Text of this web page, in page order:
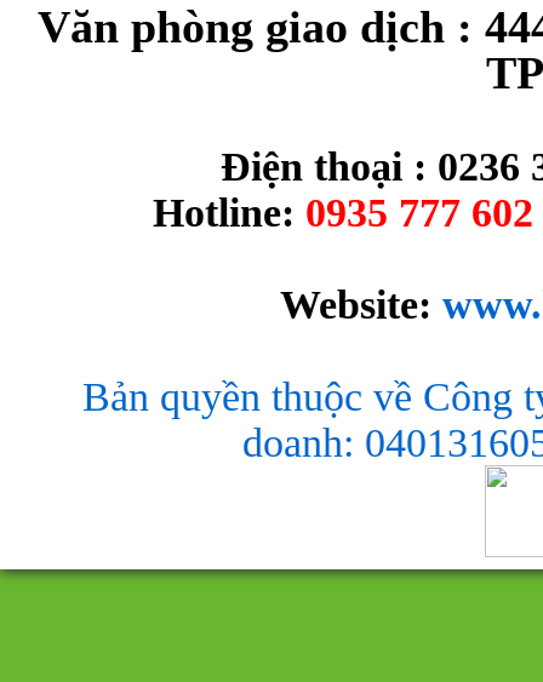
Văn phòng giao dịch :
Điện thoại : 0236
Hotline: 0935 777
Website:
Bản quyền thuộc về Công
doanh: